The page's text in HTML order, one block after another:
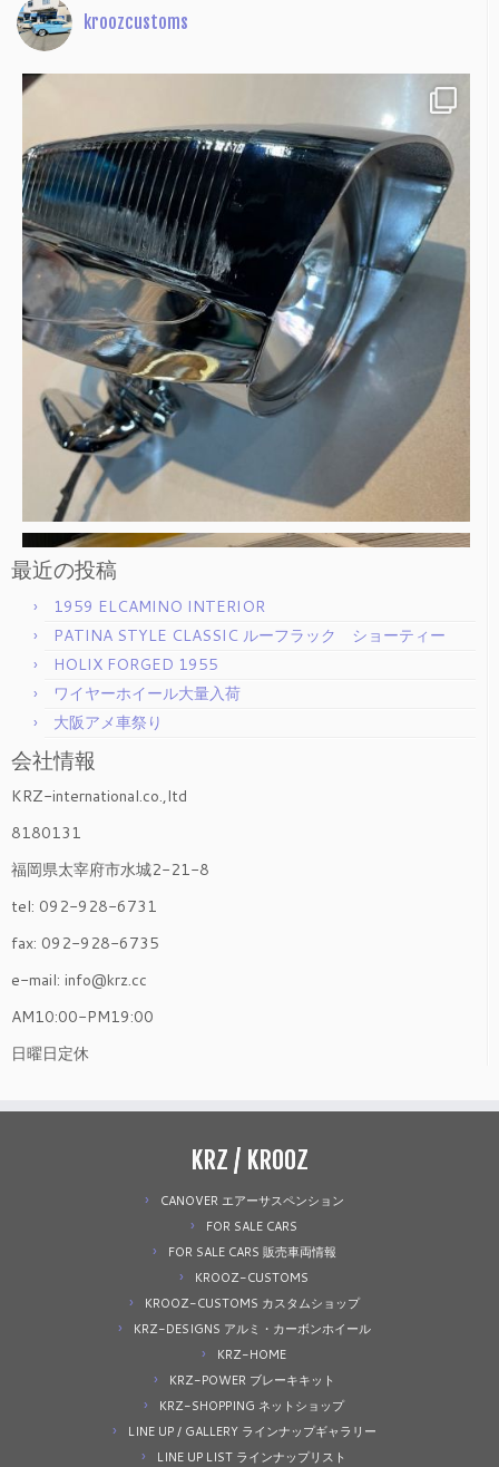
kroozcustoms
最近の投稿
1959 ELCAMINO INTERIOR
PATINA STYLE CLASSIC ルーフラック ショーティー
HOLIX FORGED 1955
ワイヤーホイール大量入荷
大阪アメ車祭り
会社情報
KRZ-international.co.,ltd
8180131
福岡県太宰府市水城2-21-8
tel: 092-928-6731
fax: 092-928-6735
e-mail: info@krz.cc
AM10:00-PM19:00
日曜日定休
KRZ / KROOZ
CANOVER エアーサスペンション
FOR SALE CARS
FOR SALE CARS 販売車両情報
KROOZ-CUSTOMS
KROOZ-CUSTOMS カスタムショップ
KRZ-DESIGNS アルミ・カーボンホイール
KRZ-HOME
KRZ-POWER ブレーキキット
KRZ-SHOPPING ネットショップ
LINE UP / GALLERY ラインナップギャラリー
LINE UP LIST ラインナップリスト